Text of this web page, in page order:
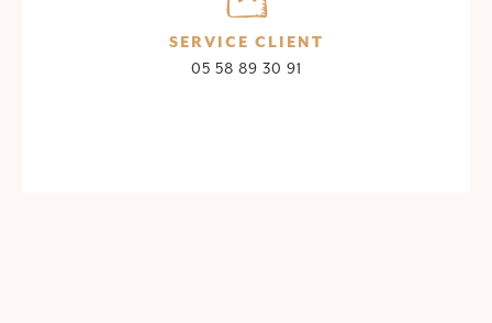
SERVICE CLIENT
05 58 89 30 91